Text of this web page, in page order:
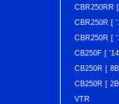
CBR250RR
CBR250R [
CBR250R [
CB250F [
CB250R [
CB250R [
VTR